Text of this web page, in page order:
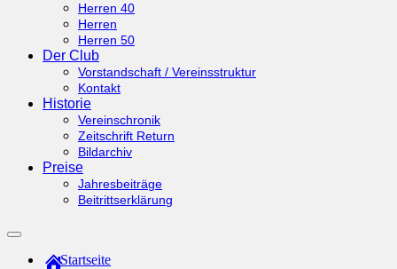
Herren 40
Herren
Herren 50
Der Club
Vorstandschaft / Vereinsstruktur
Kontakt
Historie
Vereinschronik
Zeitschrift Return
Bildarchiv
Preise
Jahresbeiträge
Beitrittserklärung
Suchfeld
ein-/ausblendenStartseite